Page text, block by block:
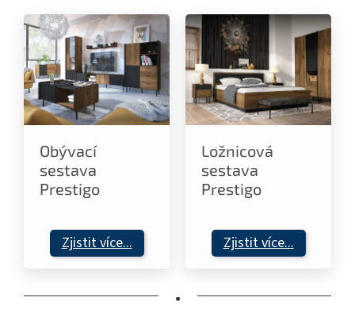
Obývací
sestava
Prestigo
Zjistit více...
Ložnicová
sestava
Prestigo
Zjistit více...
•